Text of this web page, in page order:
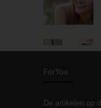
ForYou
De artikelen op